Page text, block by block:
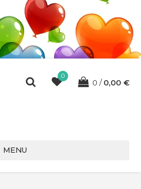
0
0 0,00 €
MENU